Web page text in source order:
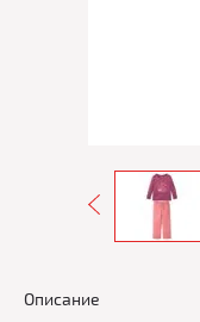
Описание